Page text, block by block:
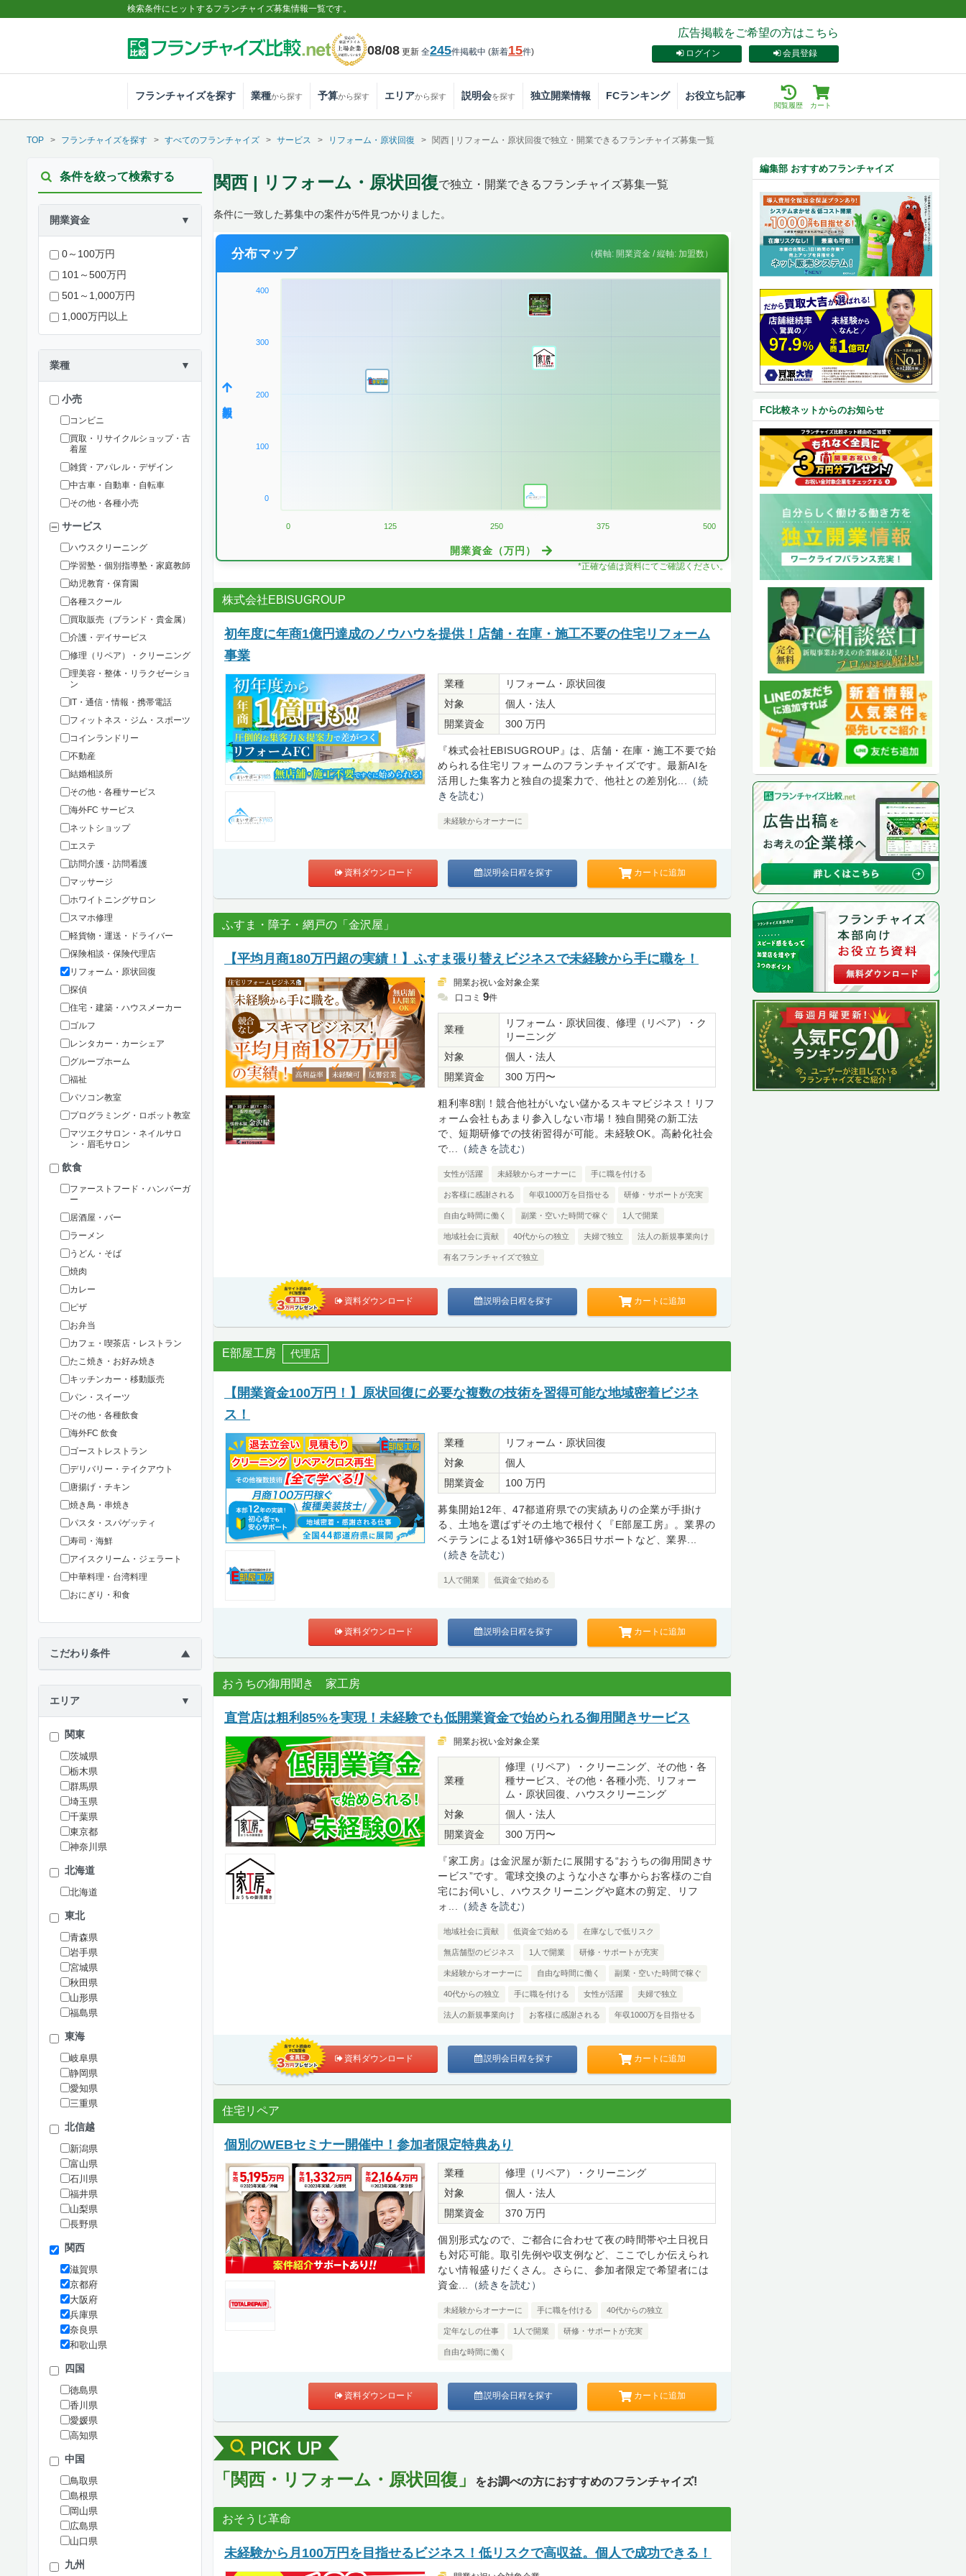
検索条件にヒットするフランチャイズ募集情報一覧です。
08/08 更新 全245件掲載中 (新着15件)
広告掲載をご希望の方はこちら
会員登録
ログイン
フランチャイズを探す 業種から探す 予算から探す エリアから探す 説明会を探す 独立開業情報 FCランキング お役立ち記事
カート
閲覧履歴
TOP フランチャイズを探す すべてのフランチャイズ サービス リフォーム・原状回復 関西 | リフォーム・原状回復で独立・開業できるフランチャイズ募集一覧
条件を絞って検索する
開業資金 ▼
0～100万円
101～500万円
501～1,000万円
1,000万円以上
業種 ▼
小売
コンビニ
買取・リサイクルショップ・古
着屋
雑貨・アパレル・デザイン
中古車・自動車・自転車
その他・各種小売
サービス
ハウスクリーニング
学習塾・個別指導塾・家庭教師
幼児教育・保育園
各種スクール
買取販売（ブランド・貴金属）
介護・デイサービス
修理（リペア）・クリーニング
理美容・整体・リラクゼーショ
ン
IT・通信・情報・携帯電話
フィットネス・ジム・スポーツ
コインランドリー
不動産
結婚相談所
その他・各種サービス
海外FC サービス
ネットショップ
エステ
訪問介護・訪問看護
マッサージ
ホワイトニングサロン
スマホ修理
軽貨物・運送・ドライバー
保険相談・保険代理店
リフォーム・原状回復
探偵
住宅・建築・ハウスメーカー
ゴルフ
レンタカー・カーシェア
グループホーム
福祉
パソコン教室
プログラミング・ロボット教室
マツエクサロン・ネイルサロ
ン・眉毛サロン
飲食
ファーストフード・ハンバーガ
ー
居酒屋・バー
ラーメン
うどん・そば
焼肉
カレー
ピザ
お弁当
カフェ・喫茶店・レストラン
たこ焼き・お好み焼き
キッチンカー・移動販売
パン・スイーツ
その他・各種飲食
海外FC 飲食
ゴーストレストラン
デリバリー・テイクアウト
唐揚げ・チキン
焼き鳥・串焼き
パスタ・スパゲッティ
寿司・海鮮
アイスクリーム・ジェラート
中華料理・台湾料理
おにぎり・和食
こだわり条件 ▶
エリア ▼
関東
茨城県
栃木県
群馬県
埼玉県
千葉県
東京都
神奈川県
北海道
北海道
東北
青森県
岩手県
宮城県
秋田県
山形県
福島県
東海
岐阜県
静岡県
愛知県
三重県
北信越
新潟県
富山県
石川県
福井県
山梨県
長野県
関西
滋賀県
京都府
大阪府
兵庫県
奈良県
和歌山県
四国
徳島県
香川県
愛媛県
高知県
中国
鳥取県
島根県
岡山県
広島県
山口県
九州
関西 | リフォーム・原状回復で独立・開業できるフランチャイズ募集一覧
条件に一致した募集中の案件が5件見つかりました。
分布マップ （横軸: 開業資金 / 縦軸: 加盟数）
400
300
200
100
0
0 125 250 375 500
開業資金（万円）
*正確な値は資料にてご確認ください。
株式会社EBISUGROUP
初年度に年商1億円達成のノウハウを提供！店舗・在庫・施工不要の住宅リフォーム
事業
業種
リフォーム・原状回復
対象
個人・法人
開業資金
300 万円
『株式会社EBISUGROUP』は、店舗・在庫・施工不要で始
められる住宅リフォームのフランチャイズです。最新AIを
活用した集客力と独自の提案力で、他社との差別化...
（続
きを読む）
未経験からオーナーに
資料ダウンロード 説明会日程を探す カートに追加
ふすま・障子・網戸の「金沢屋」
【平均月商180万円超の実績！】ふすま張り替えビジネスで未経験から手に職を！
開業お祝い金対象企業
口コミ 9件
業種
リフォーム・原状回復、修理（リペア）・ク
リーニング
対象
個人・法人
開業資金
300 万円〜
粗利率8割！競合他社がいない儲かるスキマビジネス！リフ
ォーム会社もあまり参入しない市場！独自開発の新工法
で、短期研修での技術習得が可能。未経験OK。高齢化社会
で...
（続きを読む）
女性が活躍 未経験からオーナーに 手に職を付ける
お客様に感謝される 年収1000万を目指せる 研修・サポートが充実
自由な時間に働く 副業・空いた時間で稼ぐ 1人で開業
地域社会に貢献 40代からの独立 夫婦で独立 法人の新規事業向け
有名フランチャイズで独立
資料ダウンロード 説明会日程を探す カートに追加
E部屋工房 代理店
【開業資金100万円！】原状回復に必要な複数の技術を習得可能な地域密着ビジネ
ス！
業種
リフォーム・原状回復
対象
個人
開業資金
100 万円
募集開始12年、47都道府県での実績ありの企業が手掛け
る、土地を選ばずその土地で根付く『E部屋工房』。業界の
ベテランによる1対1研修や365日サポートなど、業界...
（続きを読む）
1人で開業 低資金で始める
資料ダウンロード 説明会日程を探す カートに追加
おうちの御用聞き 家工房
直営店は粗利85%を実現！未経験でも低開業資金で始められる御用聞きサービス
開業お祝い金対象企業
業種
修理（リペア）・クリーニング、その他・各
種サービス、その他・各種小売、リフォー
ム・原状回復、ハウスクリーニング
対象
個人・法人
開業資金
300 万円〜
『家工房』は金沢屋が新たに展開する“おうちの御用聞きサ
ービス”です。電球交換のような小さな事からお客様のご自
宅にお伺いし、ハウスクリーニングや庭木の剪定、リフ
ォ...
（続きを読む）
地域社会に貢献 低資金で始める 在庫なしで低リスク
無店舗型のビジネス 1人で開業 研修・サポートが充実
未経験からオーナーに 自由な時間に働く 副業・空いた時間で稼ぐ
40代からの独立 手に職を付ける 女性が活躍 夫婦で独立
法人の新規事業向け お客様に感謝される 年収1000万を目指せる
資料ダウンロード 説明会日程を探す カートに追加
住宅リペア
個別のWEBセミナー開催中！参加者限定特典あり
業種
修理（リペア）・クリーニング
対象
個人・法人
開業資金
370 万円
個別形式なので、ご都合に合わせて夜の時間帯や土日祝日
も対応可能。取引先例や収支例など、ここでしか伝えられ
ない情報盛りだくさん。さらに、参加者限定で希望者には
資金...
（続きを読む）
未経験からオーナーに 手に職を付ける 40代からの独立
定年なしの仕事 1人で開業 研修・サポートが充実
自由な時間に働く
資料ダウンロード 説明会日程を探す カートに追加
「関西・リフォーム・原状回復」 をお調べの方におすすめのフランチャイズ!
おそうじ革命
未経験から月100万円を目指せるビジネス！低リスクで高収益。個人で成功できる！
編集部 おすすめフランチャイズ
FC比較ネットからのお知らせ